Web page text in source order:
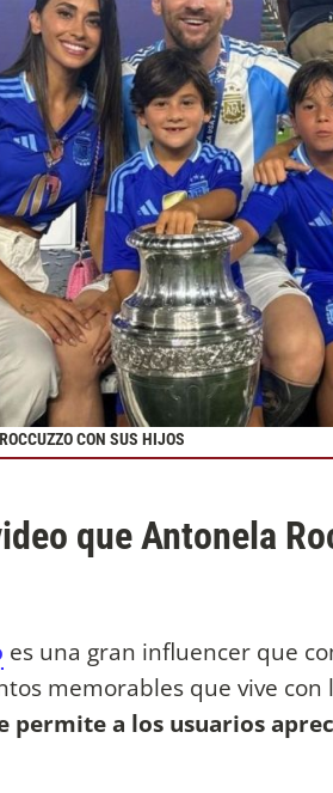
CON SUS HIJOS
que Antonela
es una gran influencer que
memorables que vive
permite a los usuarios